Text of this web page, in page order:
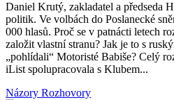
Daniel Krutý, zakladatel a předseda
politik. Ve volbách do Poslanecké
000 hlasů. Proč se v patnácti letech
založit vlastní stranu? Jak je to s
„pohlídali“ Motoristé Babiše? Celý
iList spolupracovala s Klubem...
Názory Rozhovory